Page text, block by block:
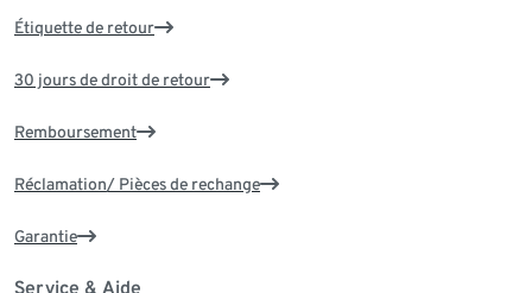
Étiquette de retour
30 jours de droit de retour
Remboursement
Réclamation/ Pièces de rechange
Garantie
Service & Aide